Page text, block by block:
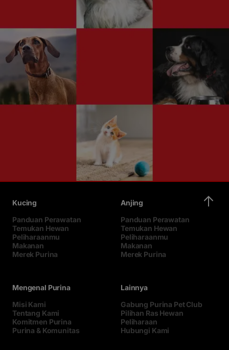
Kucing
Panduan Perawatan
Temukan Hewan
Peliharaanmu
Makanan
Merek Purina
Anjing
Panduan Perawatan
Temukan Hewan
Peliharaanmu
Makanan
Merek Purina
Mengenal Purina
Misi Kami
Tentang Kami
Komitmen Purina
Purina & Komunitas
Lainnya
Gabung Purina Pet Club
Pilihan Ras Hewan
Peliharaan
Hubungi Kami